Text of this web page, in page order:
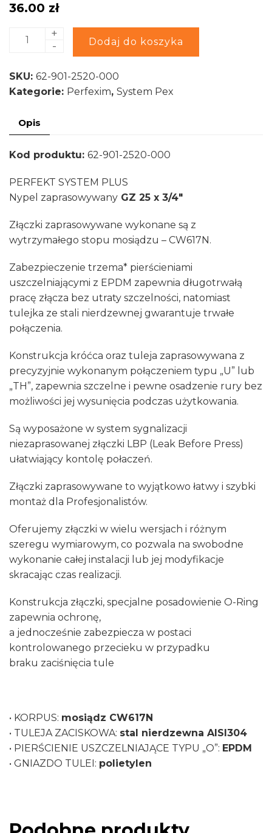
36.00 zł
ilość
PERFEKT
PLUS
Nypel
GZ
x
+
-
Dodaj do koszyka
Alternative:
SKU: 62-901-2520-000
Kategorie: Perfexim, System Pex
Opis
Kod produktu: 62-901-2520-000
PERFEKT SYSTEM PLUS
Nypel zaprasowywany GZ 25 x 3/4″
Złączki zaprasowywane wykonane są z
wytrzymałego stopu mosiądzu – CW617N.
Zabezpieczenie trzema* pierścieniami
uszczelniającymi z EPDM zapewnia długotrwałą
pracę złącza bez utraty szczelności, natomiast
tulejka ze stali nierdzewnej gwarantuje trwałe
połączenia.
Konstrukcja króćca oraz tuleja zaprasowywana z
precyzyjnie wykonanym połączeniem typu „U” lub
„TH”, zapewnia szczelne i pewne osadzenie rury bez
możliwości jej wysunięcia podczas użytkowania.
Są wyposażone w system sygnalizacji
niezaprasowanej złączki LBP (Leak Before Press)
ułatwiający kontolę połaczeń.
Złączki zaprasowywane to wyjątkowo łatwy i szybki
montaż dla Profesjonalistów.
Oferujemy złączki w wielu wersjach i różnym
szeregu wymiarowym, co pozwala na swobodne
wykonanie całej instalacji lub jej modyfikacje
skracając czas realizacji.
Konstrukcja złączki, specjalne posadowienie O-Ring
zapewnia ochronę,
a jednocześnie zabezpiecza w postaci
kontrolowanego przecieku w przypadku
braku zaciśnięcia tule
• KORPUS: mosiądz CW617N
• TULEJA ZACISKOWA: stal nierdzewna AISI304
• PIERŚCIENIE USZCZELNIAJĄCE TYPU „O”: EPDM
• GNIAZDO TULEI: polietylen